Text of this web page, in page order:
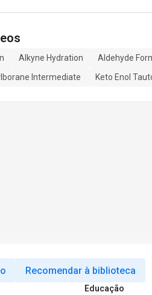
Alkyne Hydration
Aldehyde
Intermediate Keto Enol
Recomendar à biblioteca
Educação